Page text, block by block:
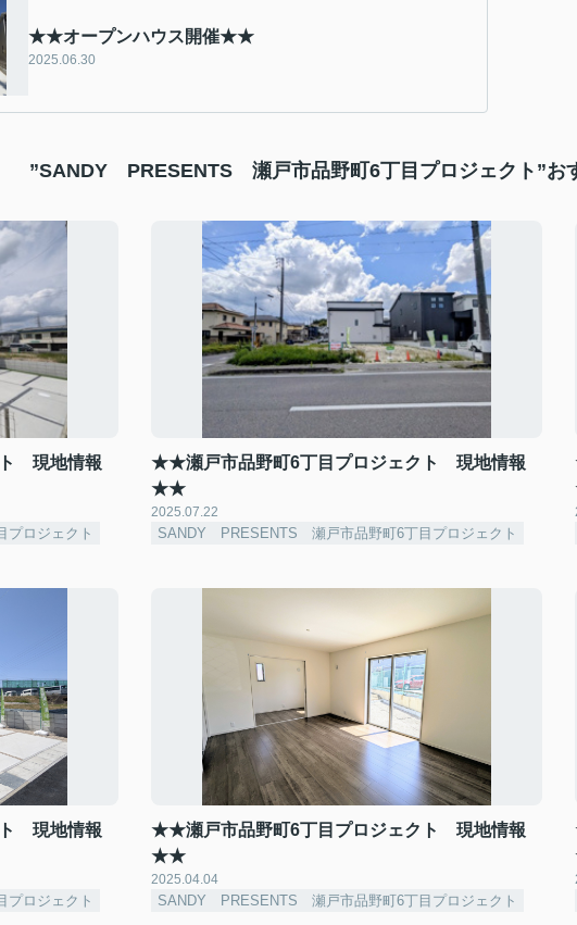
★★オープンハウス開催★★
2025.06.30
”SANDY PRESENTS 瀬戸市品野町6丁目プロジェクト”お
現地情報
ロジェクト
★★瀬戸市品野町6丁目プロジェクト 現地情報
★★
2025.07.22
SANDY PRESENTS 瀬戸市品野町6丁目プロジェクト
現地情報
ロジェクト
★★瀬戸市品野町6丁目プロジェクト 現地情報
★★
2025.04.04
SANDY PRESENTS 瀬戸市品野町6丁目プロジェクト